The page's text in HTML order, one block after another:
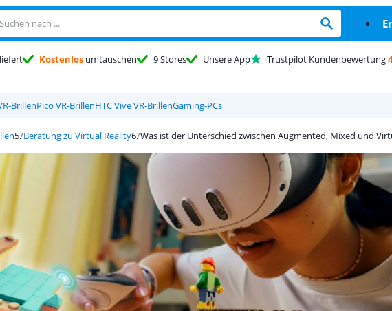
Kostenlos umtauschen 9 Stores Unsere App Trustpilot Kundenbewertung
BrillenPico VR-BrillenHTC Vive VR-BrillenGaming-PCs
Beratung zu Virtual Reality Was ist der Unterschied zwischen Augmented, Mixed und